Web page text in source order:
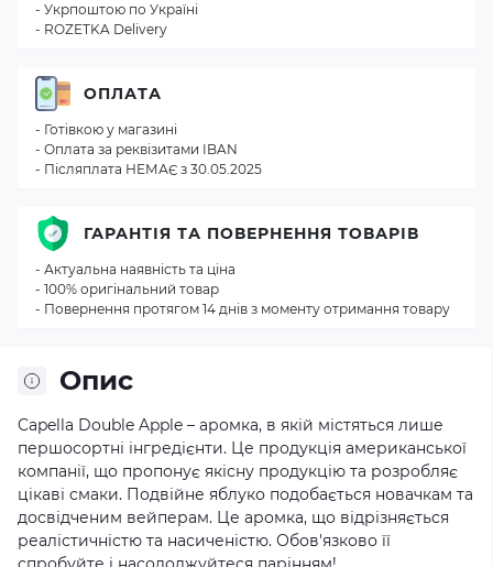
Опис
Capella Double Apple – аромка, в якій містяться лише
першосортні інгредієнти. Це продукція американської
компанії, що пропонує якісну продукцію та розробляє
цікаві смаки. Подвійне яблуко подобається новачкам та
досвідченим вейперам. Це аромка, що відрізняється
реалістичністю та насиченістю. Обов'язково її
- Укрпоштою по Україні
- ROZETKA Delivery
ОПЛАТА
- Готівкою у магазині
- Оплата за реквізитами IBAN
- Післяплата НЕМАЄ з 30.05.2025
ГАРАНТІЯ ТА ПОВЕРНЕННЯ ТОВАРІВ
- Актуальна наявність та ціна
- 100% оригінальний товар
- Повернення протягом 14 днів з моменту отримання товару